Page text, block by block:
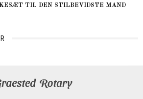
TIL DEN STILBEVIDSTE MAND